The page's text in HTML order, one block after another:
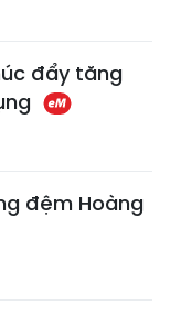
đẩy tăng
đệm Hoàng